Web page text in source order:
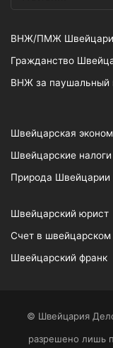
ВНЖ/ПМЖ
Гражданство
ВНЖ за паушальный
Швейцарская
Швейцарские налоги
Природа Швейцарии
Швейцарский юрист
Счет в швейцарском
Швейцарский франк
© Швейцария
разрешено лишь